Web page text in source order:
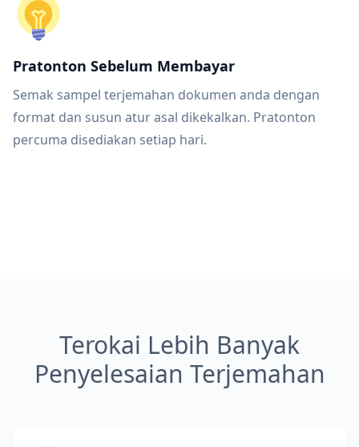
Pratonton Sebelum Membayar
Semak sampel terjemahan dokumen anda dengan
format dan susun atur asal dikekalkan. Pratonton
percuma disediakan setiap hari.
Terokai Lebih Banyak
Penyelesaian Terjemahan